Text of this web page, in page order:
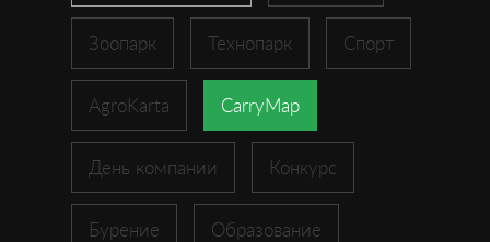
Зоопарк Технопарк Спорт
AgroKarta CarryMap
День компании Конкурс
Бурение Образование